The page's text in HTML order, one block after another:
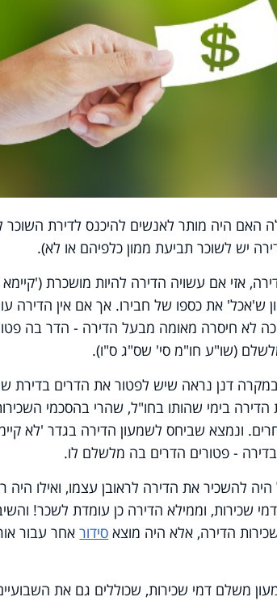
האם היה מותר לאנשים להיכנס לדירת השוכר
יש לשוכר תביעת ממון כלפיהם או לא).
אזי אם עשויה הדירה להיות מושכרת
ש'אכל' את כספו של חבירו. אך אם אין הדירה
לא חיסרה מאומה מבעל הדירה - הדר בה
(שו"ע חו"מ סי' שס"ג ס"ו).
דנן נראה שיש לפטור את הדרים בדירת
בימי שהותו בחו"ל, שהרי בהסכמי
ונמצא שביחס לשמעון הדירה בגדר 'לא
- פטורים הדרים בה מלשלם לו.
היה להשכיר את הדירה לראובן עצמו, ואילו היה
שכירות, וממילא הדירה כן עומדת לשכר!
הדירה, אלא היה מוצא סידוראחר עבור
משלם דמי שכירות, שכוללים גם את